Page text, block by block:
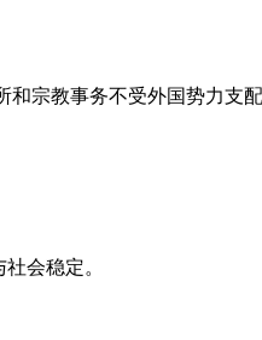
宗教事务不受外国势力支配
会稳定。